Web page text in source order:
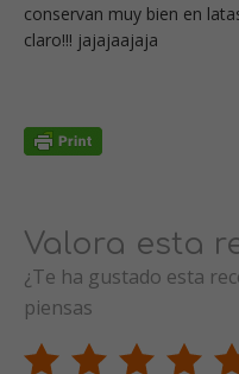
conservan muy bien en
claro!!! jajajaajaja
Valora esta
¿Te ha gustado esta
piensas